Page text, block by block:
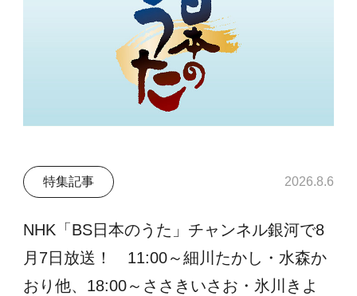
特集記事 2026.8.6
NHK「BS日本のうた」チャンネル銀河で8
月7日放送！ 11:00～細川たかし・水森か
おり他、18:00～ささきいさお・氷川きよ